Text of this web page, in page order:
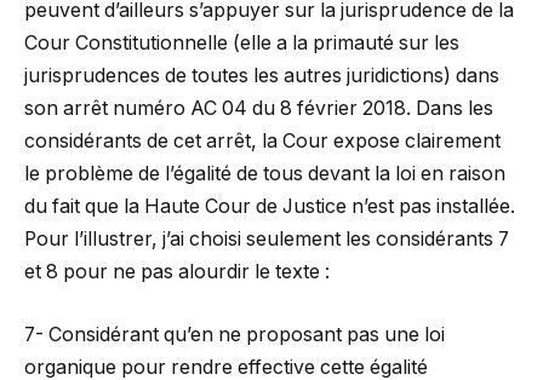
peuvent d’ailleurs s’appuyer sur la jurisprudence de la
Cour Constitutionnelle (elle a la primauté sur les
jurisprudences de toutes les autres juridictions) dans
son arrêt numéro AC 04 du 8 février 2018. Dans les
considérants de cet arrêt, la Cour expose clairement
le problème de l’égalité de tous devant la loi en raison
du fait que la Haute Cour de Justice n’est pas installée.
Pour l’illustrer, j’ai choisi seulement les considérants 7
et 8 pour ne pas alourdir le texte :
7- Considérant qu’en ne proposant pas une loi
organique pour rendre effective cette égalité